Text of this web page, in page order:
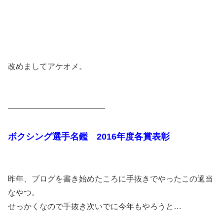
改めましてアケオメ。
————————————-
ボクシング選手名鑑 2016年度各賞表彰
昨年、ブログを書き始めたころに手抜きでやったこの適当
なやつ。
せっかくなので手抜き次いでに今年もやろうと…